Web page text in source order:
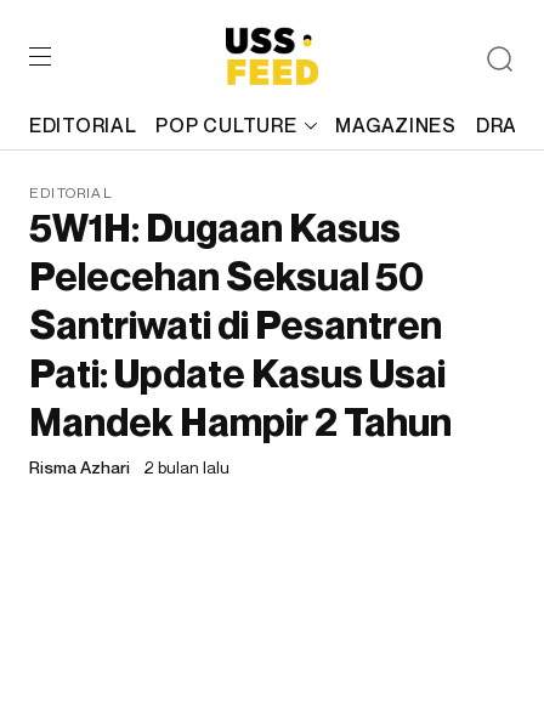
EDITORIAL POP CULTURE MAGAZINES
EDITORIAL
5W1H: Dugaan Kasus
Pelecehan Seksual 50
Santriwati di Pesantren
Pati: Update Kasus Usai
Mandek Hampir 2 Tahun
Risma Azhari 2 bulan lalu